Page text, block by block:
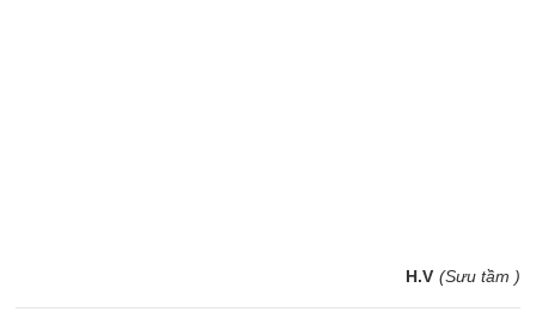
H.V (Sưu tầm )